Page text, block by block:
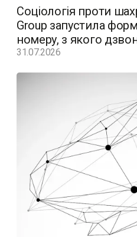
Соціологія проти
Group запустила
номеру, з якого
31.07.2026